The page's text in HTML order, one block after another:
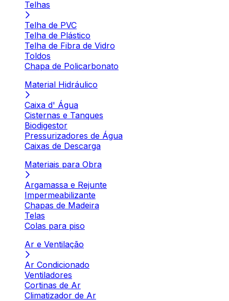
Telhas
Telha de PVC
Telha de Plástico
Telha de Fibra de Vidro
Toldos
Chapa de Policarbonato
Material Hidráulico
Caixa d' Água
Cisternas e Tanques
Biodigestor
Pressurizadores de Água
Caixas de Descarga
Materiais para Obra
Argamassa e Rejunte
Impermeabilizante
Chapas de Madeira
Telas
Colas para piso
Ar e Ventilação
Ar Condicionado
Ventiladores
Cortinas de Ar
Climatizador de Ar